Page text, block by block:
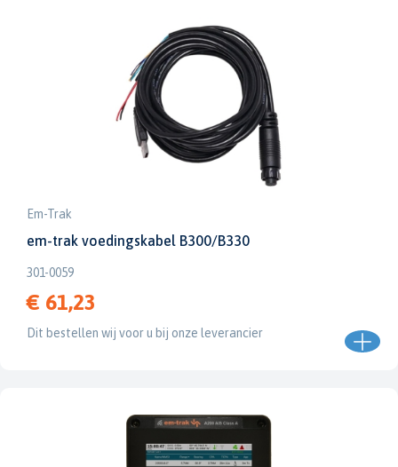
Em-Trak
em-trak voedingskabel B300/B330
301-0059
€ 61,23
Dit bestellen wij voor u bij onze leverancier